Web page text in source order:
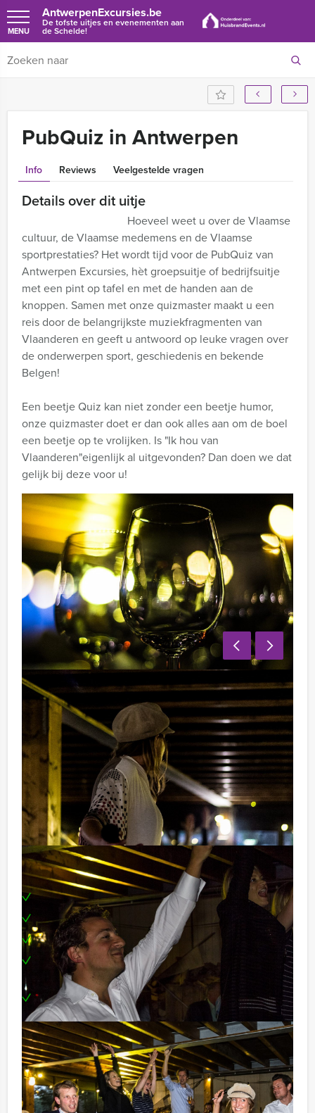
AntwerpenExcursies.be
De tofste uitjes en evenementen aan
de Schelde!
MENU
PubQuiz in Antwerpen
Info Reviews Veelgestelde vragen
Details over dit uitje
Hoeveel weet u over de Vlaamse
cultuur, de Vlaamse medemens en de Vlaamse
sportprestaties? Het wordt tijd voor de PubQuiz van
Antwerpen Excursies, hèt groepsuitje of bedrijfsuitje
met een pint op tafel en met de handen aan de
knoppen. Samen met onze quizmaster maakt u een
reis door de belangrijkste muziekfragmenten van
Vlaanderen en geeft u antwoord op leuke vragen over
de onderwerpen sport, geschiedenis en bekende
Belgen!
Een beetje Quiz kan niet zonder een beetje humor,
onze quizmaster doet er dan ook alles aan om de boel
een beetje op te vrolijken. Is "Ik hou van
Vlaanderen"eigenlijk al uitgevonden? Dan doen we dat
gelijk bij deze voor u!
Er wordt gebruikt gemaakt van verschillende
muziekfragmenten en met het spelonderdeel ‘Hints’
waarin u alleen uw antwoorden aan elkaar in
lichaamstaal mag uitbeelden, is de lach tijdens deze
quiz verzekerd!
Onze Quizpresentator staat al te trappelen om dit
gezellige, interactieve spelprogramma voor u in goede
banen te leiden. Deze PubQuiz is de leukste manier
om ons landje te herontdekken!
Inclusief:
Een enthousiaste Quizpresentator
Geluidsfragmenten en interactieve opdrachten
Een prijs voor de winnaar of het winnende koppel
Een sfeervolle locatie in het centrum van
Antwerpen
Te boeken op de door u gewenste dag of tijdstip
Tip:
Uiteraard is dit uitje van Antwerpen Excursies
uitstekend te combineren met een heerlijke lunch
vooraf of een uitgebreid diner na afloop. U kunt dit spel
ook combineren met andere spel evenementen.